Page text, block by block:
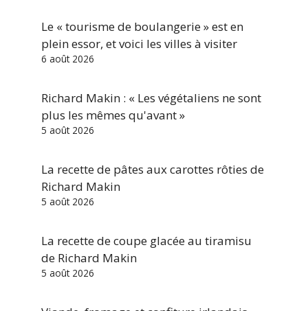
Le « tourisme de boulangerie » est en
plein essor, et voici les villes à visiter
6 août 2026
Richard Makin : « Les végétaliens ne sont
plus les mêmes qu'avant »
5 août 2026
La recette de pâtes aux carottes rôties de
Richard Makin
5 août 2026
La recette de coupe glacée au tiramisu
de Richard Makin
5 août 2026